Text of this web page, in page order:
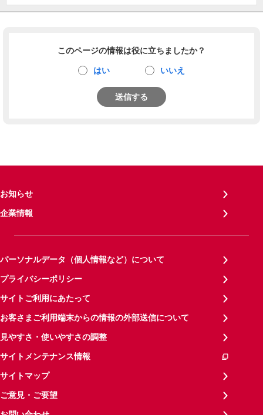
このページの情報は役に立ちましたか？
はい いいえ
送信する
お知らせ
企業情報
パーソナルデータ（個人情報など）について
プライバシーポリシー
サイトご利用にあたって
お客さまご利用端末からの情報の外部送信について
見やすさ・使いやすさの調整
サイトメンテナンス情報
サイトマップ
ご意見・ご要望